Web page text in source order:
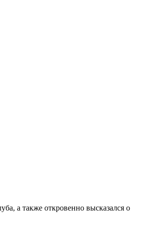
а также откровенно высказался о